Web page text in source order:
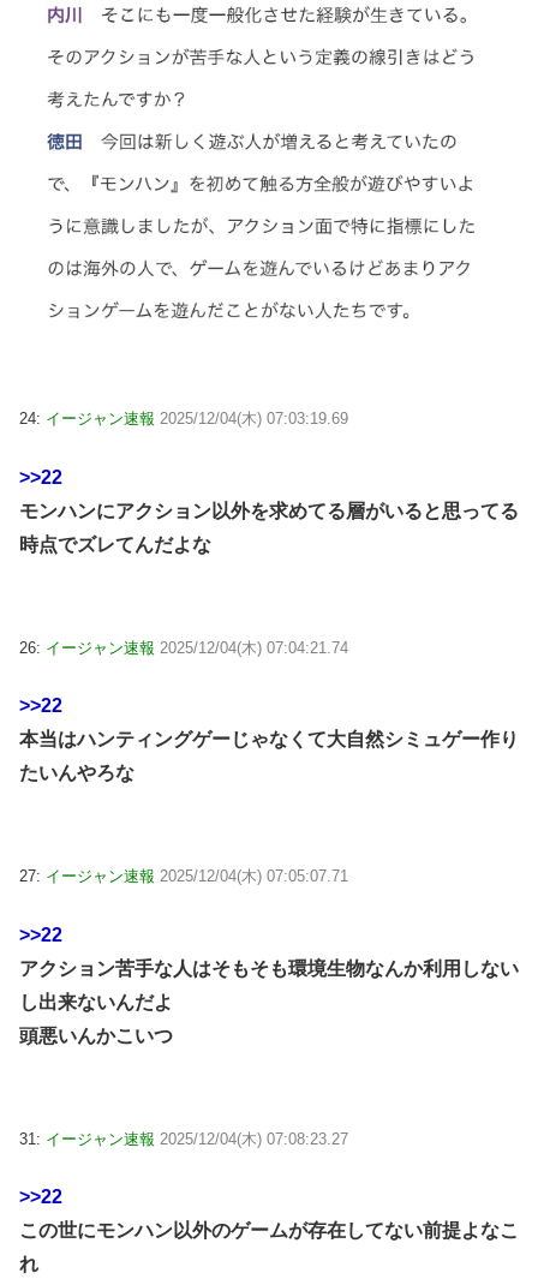
24: イージャン速報 2025/12/04(木) 07:03:19.69
>>22
モンハンにアクション以外を求めてる層がいると思ってる
時点でズレてんだよな
26: イージャン速報 2025/12/04(木) 07:04:21.74
>>22
本当はハンティングゲーじゃなくて大自然シミュゲー作り
たいんやろな
27: イージャン速報 2025/12/04(木) 07:05:07.71
>>22
アクション苦手な人はそもそも環境生物なんか利用しない
し出来ないんだよ
頭悪いんかこいつ
31: イージャン速報 2025/12/04(木) 07:08:23.27
>>22
この世にモンハン以外のゲームが存在してない前提よなこ
れ